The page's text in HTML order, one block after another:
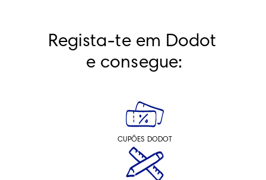
Regista-te em Dodot
e consegue:
CUPÕES DODOT